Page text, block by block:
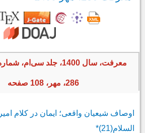
معرفت، سال 1400، جلد
286، مهر، 108 صفحه
اوصاف شیعیان واقعی؛ ایمان در کلام
السلام(21)*